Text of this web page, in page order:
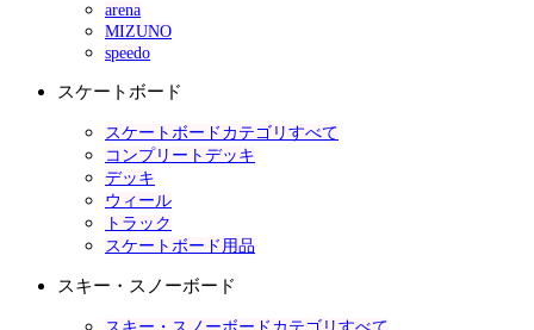
arena
MIZUNO
speedo
スケートボード
スケートボードカテゴリすべて
コンプリートデッキ
デッキ
ウィール
トラック
スケートボード用品
スキー・スノーボード